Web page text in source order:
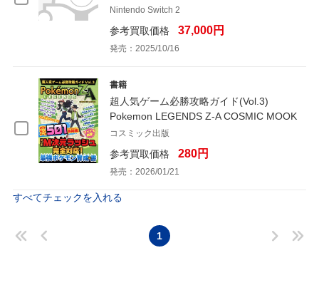
Nintendo Switch 2
参考買取価格 37,000円
発売：2025/10/16
書籍
超人気ゲーム必勝攻略ガイド(Vol.3)
Pokemon LEGENDS Z-A COSMIC MOOK
コスミック出版
参考買取価格 280円
発売：2026/01/21
すべてチェックを入れる
1